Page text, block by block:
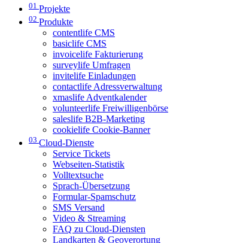
01 Projekte
02 Produkte
contentlife CMS
basiclife CMS
invoicelife Fakturierung
surveylife Umfragen
invitelife Einladungen
contactlife Adressverwaltung
xmaslife Adventkalender
volunteerlife Freiwilligenbörse
saleslife B2B-Marketing
cookielife Cookie-Banner
03 Cloud-Dienste
Service Tickets
Webseiten-Statistik
Volltextsuche
Sprach-Übersetzung
Formular-Spamschutz
SMS Versand
Video & Streaming
FAQ zu Cloud-Diensten
Landkarten & Geoverortung